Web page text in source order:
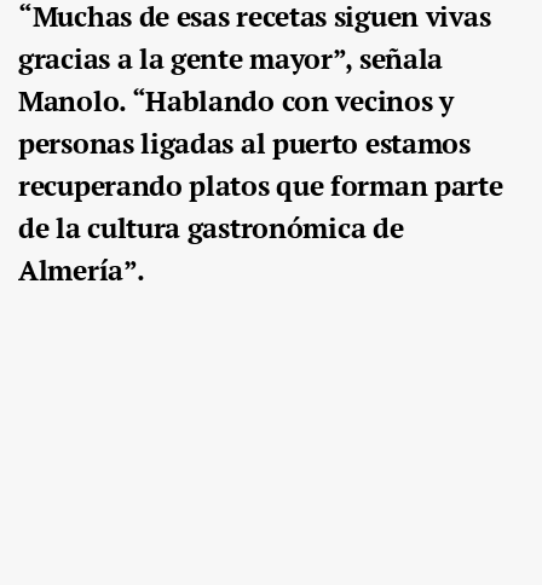
“Muchas de esas recetas siguen vivas
gracias a la gente mayor”, señala
Manolo. “Hablando con vecinos y
personas ligadas al puerto estamos
recuperando platos que forman parte
de la cultura gastronómica de
Almería”.